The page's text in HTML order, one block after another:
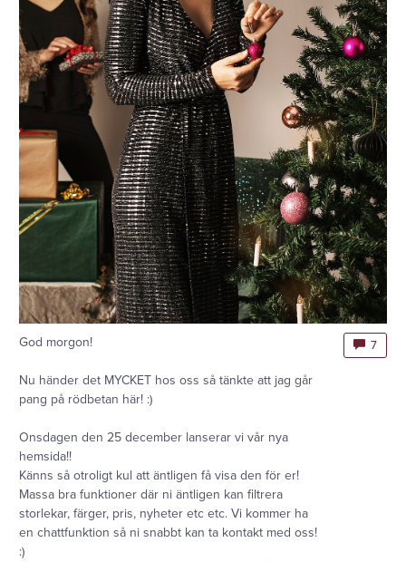
God morgon!
Nu händer det MYCKET hos oss så tänkte att jag går
pang på rödbetan här! :)
Onsdagen den 25 december lanserar vi vår nya
hemsida!!
Känns så otroligt kul att äntligen få visa den för er!
Massa bra funktioner där ni äntligen kan filtrera
storlekar, färger, pris, nyheter etc etc. Vi kommer ha
en chattfunktion så ni snabbt kan ta kontakt med oss!
:)
7